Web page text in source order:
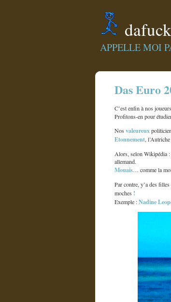
APPELLE MOI
Das Euro
C’est enfin à nos
Profitons-en pour
Nosvaleureux
Etonnement,
Alors, selon Wikipédia :
allemand.
Mouais… comme la
Par contre, y’a des
moches !
Exemple :Nadine